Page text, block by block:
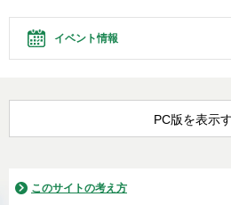
イベント情報
PC版を表示
このサイトの考え方